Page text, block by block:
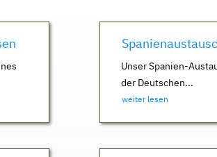
Unser Spanien-
der Deutschen...
weiter lesen